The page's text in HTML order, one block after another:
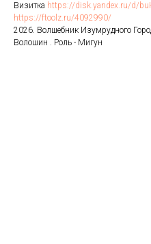
Визитка https://disk.yandex.ru/d/
https://ftoolz.ru/4092990/
2026. Волшебник Изумрудного
Волошин . Роль - Мигун